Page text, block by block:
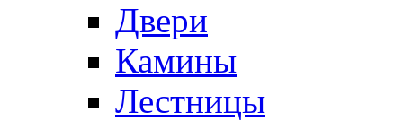
Двери
Камины
Лестницы